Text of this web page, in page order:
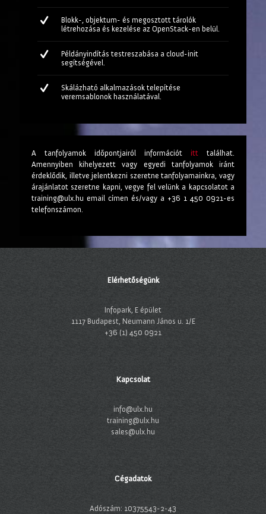
Blokk-, objektum- és megosztott tárolók
létrehozása és kezelése az OpenStack-en belül.
Példányindítás testreszabása a cloud-init
segítségével.
Skálázható alkalmazások telepítése
veremsablonok használatával.
A tanfolyamok időpontjairól információt itt találhat.
Amennyiben kihelyezett vagy egyedi tanfolyamok iránt
érdeklődik, illetve jelentkezni szeretne tanfolyamainkra, vagy
árajánlatot szeretne kapni, vegye fel velünk a kapcsolatot a
training@ulx.hu email címen és/vagy a +36 1 450 0921-es
telefonszámon.
Elérhetőségünk
Infopark, E épület
1117 Budapest, Neumann János u. 1/E
+36 (1) 450 0921
Kapcsolat
info@ulx.hu
training@ulx.hu
sales@ulx.hu
Cégadatok
Adószám: 10375543-2-43